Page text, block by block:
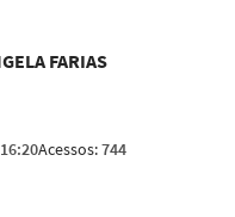
FARIAS
Acessos:744